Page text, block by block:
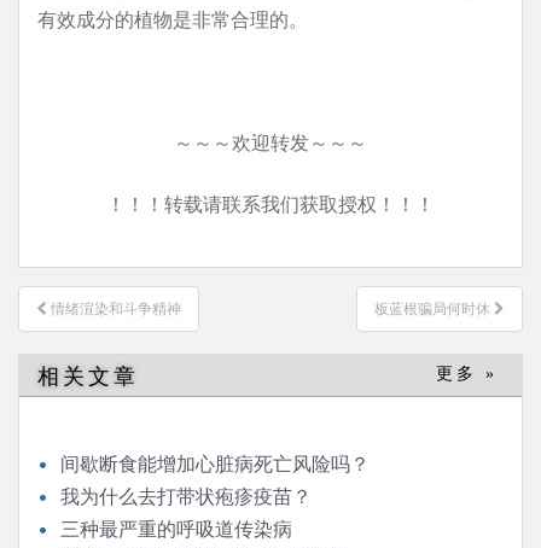
有效成分的植物是非常合理的。
～～～欢迎转发～～～
！！！转载请联系我们获取授权！！！
文
章
导
航
情绪渲染和斗争精神 板蓝根骗局何时休
相关文章 更多 »
间歇断食能增加心脏病死亡风险吗？
我为什么去打带状疱疹疫苗？
三种最严重的呼吸道传染病